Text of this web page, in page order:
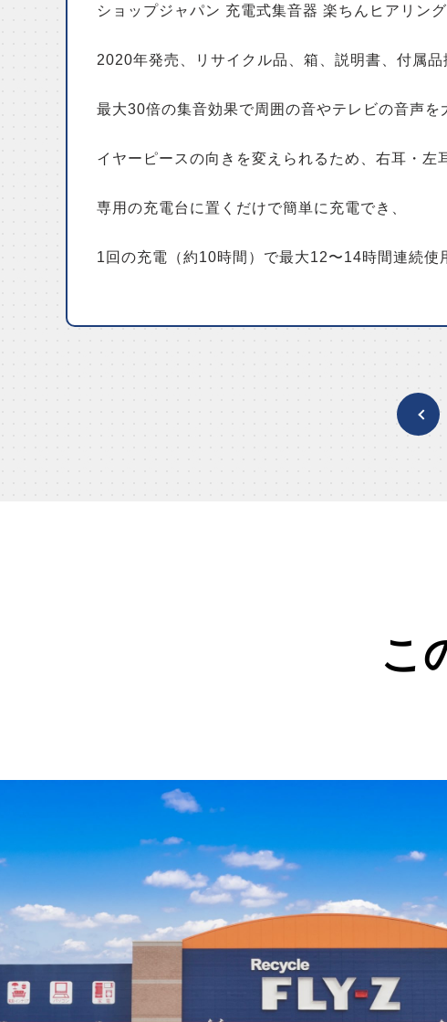
ショップジャパン 充電式集音器 楽ちんヒアリン
2020年発売、リサイクル品、箱、説明書、付属品
最大30倍の集音効果で周囲の音やテレビの音声を
イヤーピースの向きを変えられるため、右耳・左
専用の充電台に置くだけで簡単に充電でき、
1回の充電（約10時間）で最大12〜14時間連続使
こ